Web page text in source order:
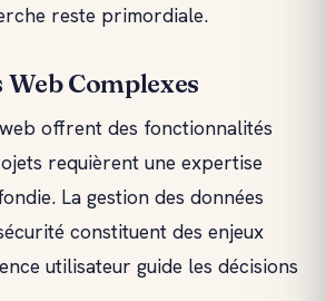
reste primordiale.
Complexes
offrent des fonctionnalités
requièrent une expertise
La gestion des données
constituent des enjeux
utilisateur guide les décisions